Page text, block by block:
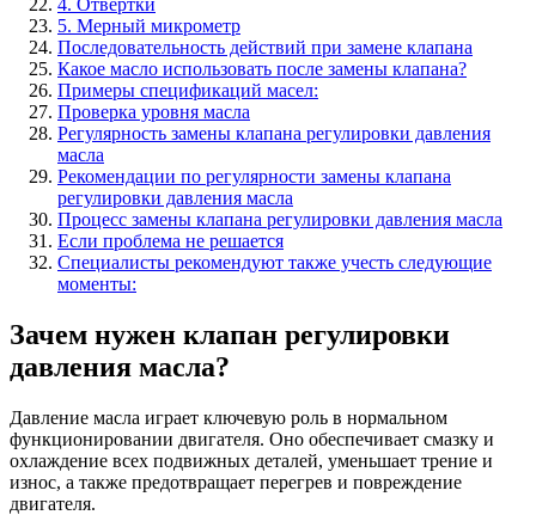
5. Мерный микрометр
Последовательность действий при замене клапана
Какое масло использовать после замены клапана?
Примеры спецификаций масел:
Проверка уровня масла
Регулярность замены клапана регулировки давления
масла
Рекомендации по регулярности замены клапана
регулировки давления масла
Процесс замены клапана регулировки давления масла
Если проблема не решается
Специалисты рекомендуют также учесть следующие
моменты:
Зачем нужен клапан регулировки
давления масла?
Давление масла играет ключевую роль в нормальном
функционировании двигателя. Оно обеспечивает смазку и
охлаждение всех подвижных деталей, уменьшает трение и
износ, а также предотвращает перегрев и повреждение
двигателя.